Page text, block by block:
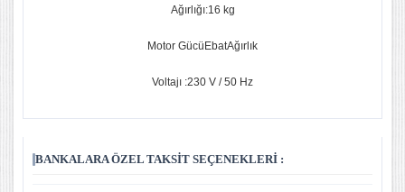
Ağırlığı:16 kg
Motor GücüEbatAğırlık
Voltajı :230 V / 50 Hz
BANKALARA ÖZEL TAKSIT SEÇENEKLERI :